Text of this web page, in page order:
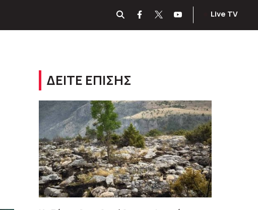
Live TV
ΔΕΙΤΕ ΕΠΙΣΗΣ